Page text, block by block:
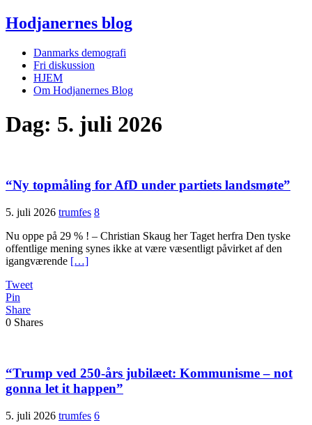
Hodjanernes blog
Danmarks demografi
Fri diskussion
HJEM
Om Hodjanernes Blog
Dag: 5. juli 2026
“Ny top­måling for AfD under parti­ets lands­møte”
5. juli 2026 trumfes 8
Nu oppe på 29 % ! – Christian Skaug her Taget herfra Den tyske
offentlige mening synes ikke at være væsentligt påvirket af den
igangværende […]
Tweet
Pin
Share
0 Shares
“Trump ved 250-års jubilæet: Kommunisme – not
gonna let it happen”
5. juli 2026 trumfes 6